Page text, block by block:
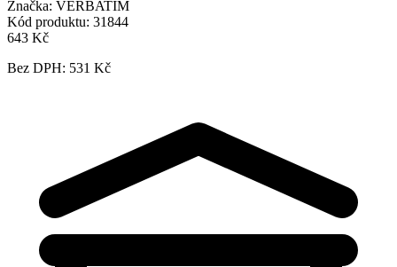
Značka: VERBATIM
Kód produktu: 31844
643 Kč
Bez DPH: 531 Kč